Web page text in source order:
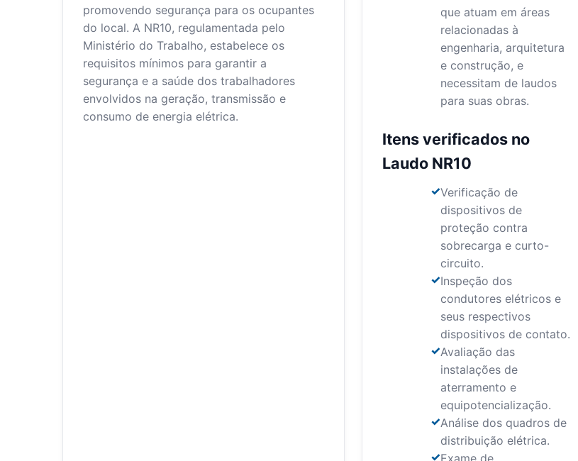
promovendo segurança para os ocupantes
do local. A NR10, regulamentada pelo
Ministério do Trabalho, estabelece os
requisitos mínimos para garantir a
segurança e a saúde dos trabalhadores
envolvidos na geração, transmissão e
consumo de energia elétrica.
que atuam em áreas
relacionadas à
engenharia, arquitetura
e construção, e
necessitam de laudos
para suas obras.
Itens verificados no
Laudo NR10
Verificação de
dispositivos de
proteção contra
sobrecarga e curto-
circuito.
Inspeção dos
condutores elétricos e
seus respectivos
dispositivos de contato.
Avaliação das
instalações de
aterramento e
equipotencialização.
Análise dos quadros de
distribuição elétrica.